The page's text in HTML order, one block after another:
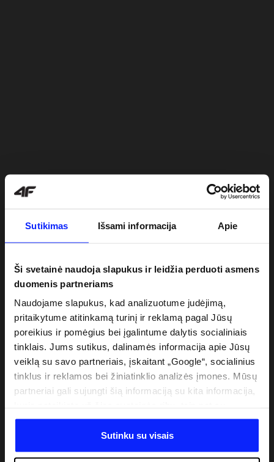
Sutikimas Išsami informacija Apie
Ši svetainė naudoja slapukus ir leidžia perduoti asmens
duomenis partneriams
Naudojame slapukus, kad analizuotume judėjimą,
pritaikytume atitinkamą turinį ir reklamą pagal Jūsų
poreikius ir pomėgius bei įgalintume dalytis socialiniais
tinklais. Jums sutikus, dalinamės informacija apie Jūsų
veiklą su savo partneriais, įskaitant „Google“, socialinius
tinklus ir reklamos bei žiniatinklio analizės įmones. Mūsų
partneriai gali sujungti šią informaciją su kita informacija,
duomenimis, kuriuos jie gauna, kai naudojatės jų
paslaugomis. Gavus Jūsų leidimą, mes galime perduoti
Jūsų asmeninę informaciją savo partneriams, siekdami
Sutinku su visais